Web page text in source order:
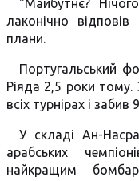
"Майбутнє?
лаконічно
плани.
Португальський
Ріяда 2,5 роки тому.
всіх турнірах і забив
У складі Ан-
арабських
найкращим